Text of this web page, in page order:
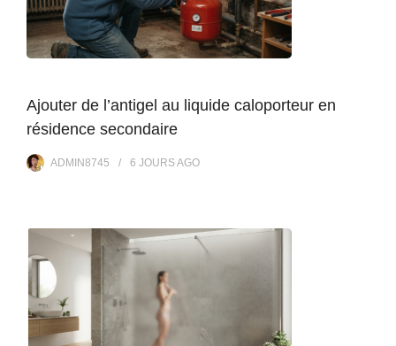
Ajouter de l’antigel au liquide caloporteur en
résidence secondaire
ADMIN8745 6 JOURSAGO